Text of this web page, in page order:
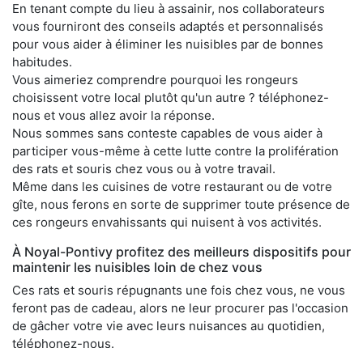
En tenant compte du lieu à assainir, nos collaborateurs
vous fourniront des conseils adaptés et personnalisés
pour vous aider à éliminer les nuisibles par de bonnes
habitudes.
Vous aimeriez comprendre pourquoi les rongeurs
choisissent votre local plutôt qu'un autre ? téléphonez-
nous et vous allez avoir la réponse.
Nous sommes sans conteste capables de vous aider à
participer vous-même à cette lutte contre la prolifération
des rats et souris chez vous ou à votre travail.
Même dans les cuisines de votre restaurant ou de votre
gîte, nous ferons en sorte de supprimer toute présence de
ces rongeurs envahissants qui nuisent à vos activités.
À Noyal-Pontivy profitez des meilleurs dispositifs pour
maintenir les nuisibles loin de chez vous
Ces rats et souris répugnants une fois chez vous, ne vous
feront pas de cadeau, alors ne leur procurer pas l'occasion
de gâcher votre vie avec leurs nuisances au quotidien,
téléphonez-nous.